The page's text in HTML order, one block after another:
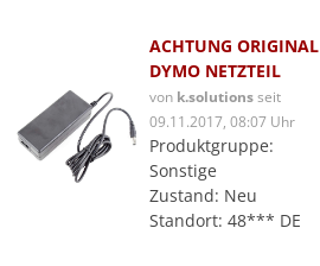
ACHTUNG ORIGINAL
DYMO NETZTEIL
von k.solutionsseit
09.11.2017, 08:07 Uhr
Produktgruppe:
Sonstige
Zustand: Neu
Standort: 48*** DE